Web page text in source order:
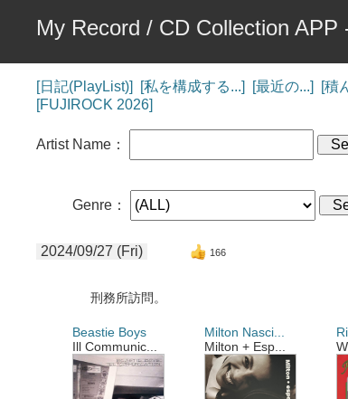
My Record / CD Collection
[日記(PlayList)] [私を構成する...] [最近の...]
[積
[FUJIROCK 2026]
Artist Name：
Genre：
2024/09/27 (Fri) 166
刑務所訪問。
Beastie Boys
Ill Communic...
Milton Nasci...
Milton + Esp...